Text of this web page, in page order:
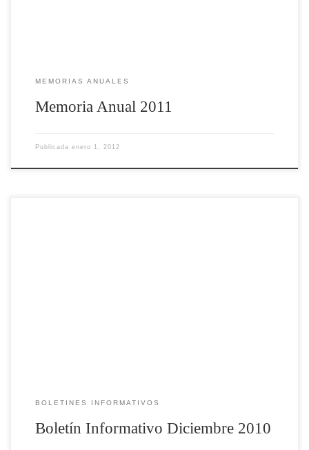
MEMORIAS ANUALES
Memoria Anual 2011
Publicada enero 1, 2012
BOLETINES INFORMATIVOS
Boletín Informativo Diciembre 2010